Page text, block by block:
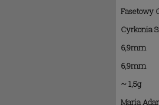
Fasetowy
Cyrkonia
6,9mm
6,9mm
~ 1,5g
Maria